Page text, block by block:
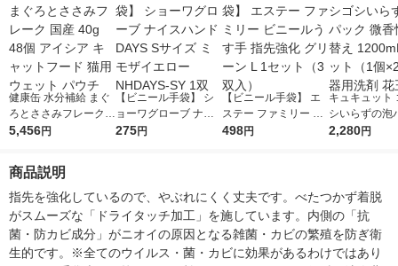
健康缶 水分補給 まぐ
ろとささみフレーク
国産 40g 48個 アイシ
5,456円
【ビニール手袋】 シ
ョーワグローブ ナイ
スハンドDAYS Sサイ
275円
【ビニール手袋】 エ
ステー ファミリー ビ
ニールうす手 指先強
498円
キュキュット
シいらずの泡
微香性 詰め
2,280円
商品説明
指先を強化しているので、やぶれにくく丈夫です。べたつかず着脱
がスムーズな「ドライタッチ加工」を施しています。内側の「抗
菌・防カビ成分」がニオイの原因となる雑菌・カビの繁殖を防ぎ衛
生的です。※全てのウイルス・菌・カビに効果があるわけではあり